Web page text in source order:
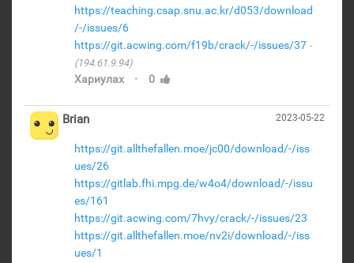
https://teaching.csap.snu.ac.kr/d053/download
/-/issues/6
https://git.acwing.com/f19b/crack/-/issues/37
(194.61.9.94)
Хариулах · 0
2023-05-22
Brian
https://git.allthefallen.moe/jc00/download/-/iss
ues/26
https://gitlab.fhi.mpg.de/w4o4/download/-/issu
es/161
https://git.acwing.com/7hvy/crack/-/issues/23
https://git.allthefallen.moe/nv2i/download/-/iss
ues/1